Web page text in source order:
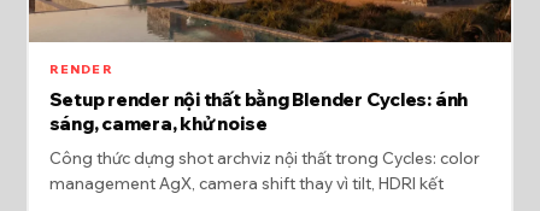
RENDER
Setup render nội thất bằng Blender Cycles: ánh
sáng, camera, khử noise
Công thức dựng shot archviz nội thất trong Cycles: color
management AgX, camera shift thay vì tilt, HDRI kết